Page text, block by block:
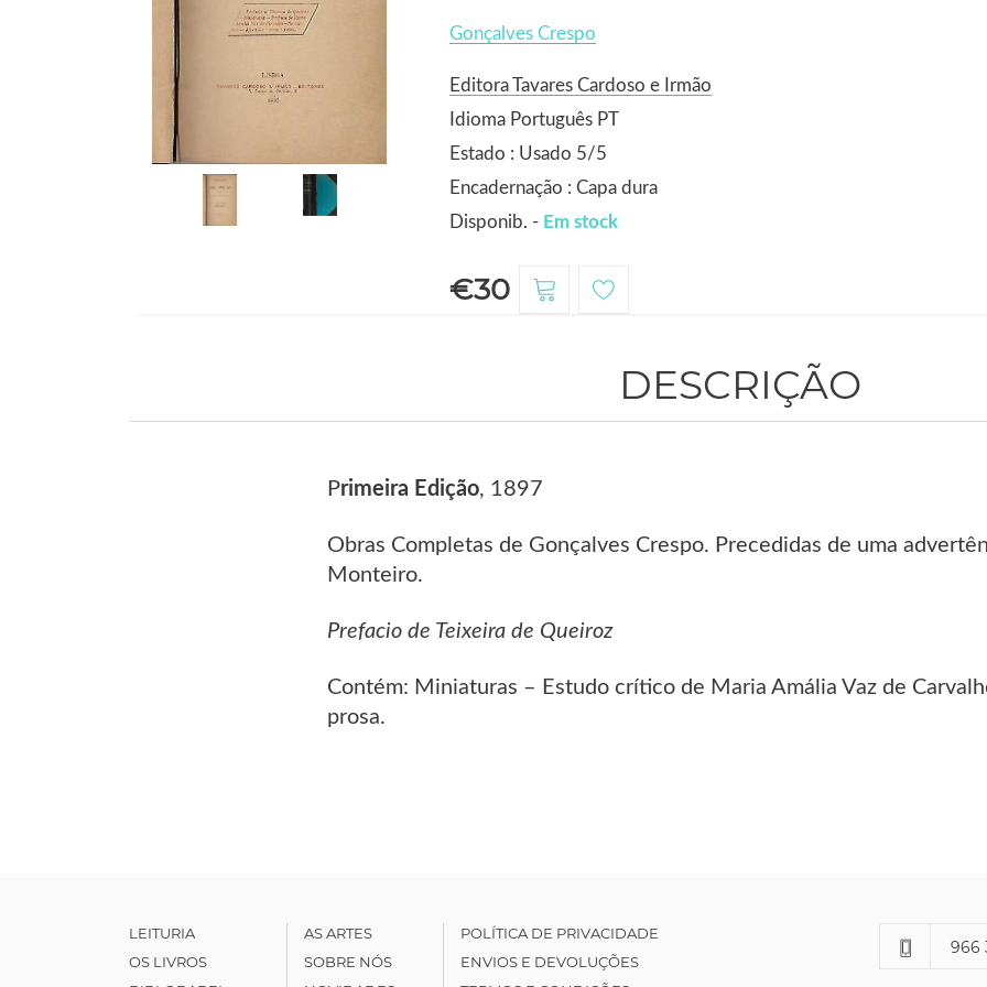
Gonçalves Crespo
Editora Tavares Cardoso e Irmão
Idioma Português PT
Estado : Usado 5/5
Encadernação : Capa dura
Disponib. - Em stock
€30
DESCRIÇÃO
Primeira Edição, 1897
Obras Completas de Gonçalves Crespo. Precedidas de uma
Monteiro.
Prefacio de Teixeira de Queiroz
Contém: Miniaturas – Estudo crítico de Maria Amália Vaz de
prosa.
LEITURIA
OS LIVROS
AS ARTES
SOBRE NÓS
POLÍTICA DE PRIVACIDADE
ENVIOS E DEVOLUÇÕES
966